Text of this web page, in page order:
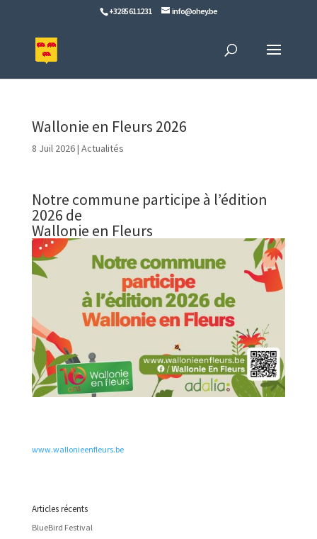
+32 85 61 12 31 info@ohey.be
Wallonie en Fleurs 2026
8 Juil 2026| Actualités
Notre commune participe à l’édition
2026 de
Wallonie en Fleurs
www.wallonieenfleurs.be
Articles récents
BlueBird Festival